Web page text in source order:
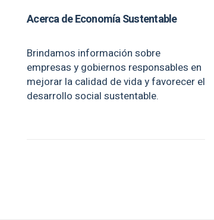
Acerca de Economía Sustentable
Brindamos información sobre
empresas y gobiernos responsables en
mejorar la calidad de vida y favorecer el
desarrollo social sustentable.